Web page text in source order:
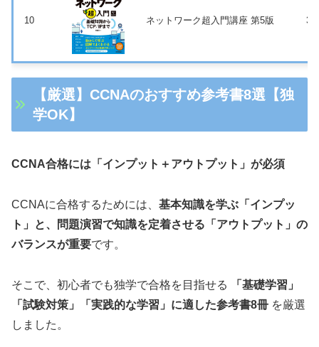
10 ネットワーク超入門講座 第5版
【厳選】CCNAのおすすめ参考書8選【独
学OK】
CCNA合格には「インプット＋アウトプット」が必須
CCNAに合格するためには、 基本知識を学ぶ「インプッ
ト」と、問題演習で知識を定着させる「アウトプット」の
バランスが重要です。
そこで、初心者でも独学で合格を目指せる
「基礎学習」
「試験対策」「実践的な学習」に適した参考書8冊 を厳選
しました。